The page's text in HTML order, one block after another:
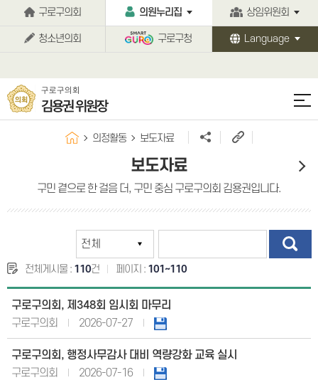
본문바로가기구로구의회 의원누리집 상임위원회
청소년의회 구로구청 Language
구로구의회
김용권 위원장
의정활동 보도자료
보도자료
구민 곁으로 한 걸음 더, 구민 중심 구로구의회 김용권입니다.
전체게시물 : 110건 페이지 : 101~110
구로구의회, 제348회 임시회 마무리
구로구의회
2026-07-27
구로구의회, 행정사무감사 대비 역량강화 교육 실시
구로구의회
2026-07-16